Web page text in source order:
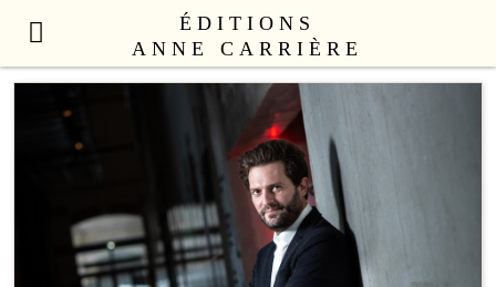
ÉDITIONS
ANNE CARRIÈRE
LITTÉRATURE FRANÇAISE
LITTÉRATURE ÉTRANGÈRE
ANNE CARRIÈRE UNIVERS
SEX APPEAL